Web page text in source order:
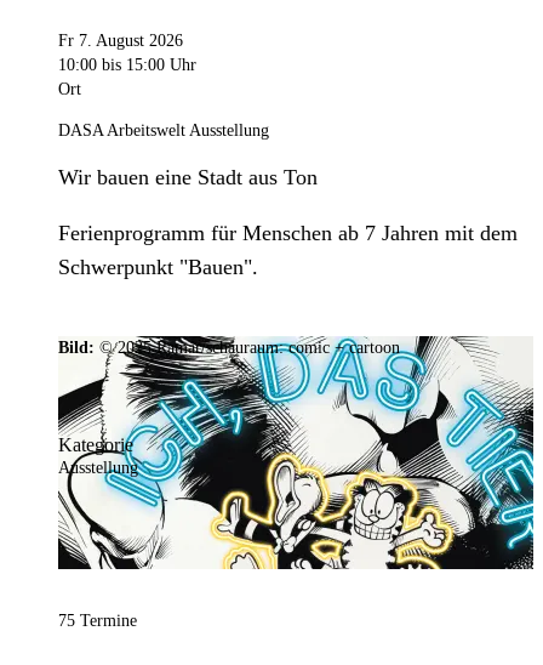
Fr 7. August 2026
10:00 bis 15:00 Uhr
Ort
DASA Arbeitswelt Ausstellung
Wir bauen eine Stadt aus Ton
Ferienprogramm für Menschen ab 7 Jahren mit dem
Schwerpunkt "Bauen".
Bild: © 2025 Ramar/schauraum: comic + cartoon
Kategorie
Ausstellung
75 Termine